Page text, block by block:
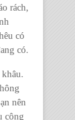
rách,
có
có.
nên
công